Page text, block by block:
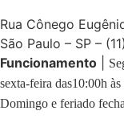
Rua Cônego
São Paulo – SP – (11)
Funcionamento
sexta-feira das10:00h
Domingo e feriado